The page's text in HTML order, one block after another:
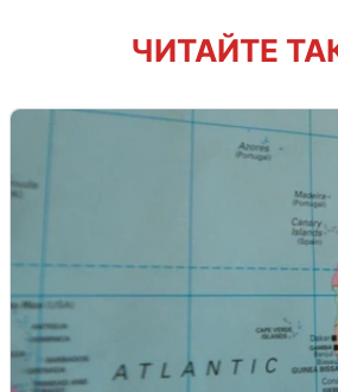
ЧИТАЙТЕ